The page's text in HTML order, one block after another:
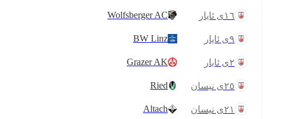
١٦ی ئایار Wolfsberger AC
٩ی ئایار BW Linz
٢ی ئایار Grazer AK
٢٥ی نیسان Ried
٢١ی نیسان Altach